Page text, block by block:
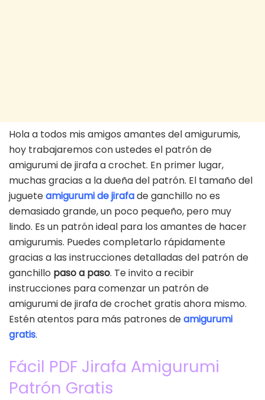
Hola a todos mis amigos amantes del amigurumis,
hoy trabajaremos con ustedes el patrón de
amigurumi de jirafa a crochet. En primer lugar,
muchas gracias a la dueña del patrón. El tamaño del
jugueteamigurumi de jirafade ganchillo no es
demasiado grande, un poco pequeño, pero muy
lindo. Es un patrón ideal para los amantes de hacer
amigurumis. Puedes completarlo rápidamente
gracias a las instrucciones detalladas del patrón de
ganchillo paso a paso. Te invito a recibir
instrucciones para comenzar un patrón de
amigurumi de jirafa de crochet gratis ahora mismo.
Estén atentos para más patrones deamigurumi
gratis.
Fácil PDF Jirafa Amigurumi
Patrón Gratis